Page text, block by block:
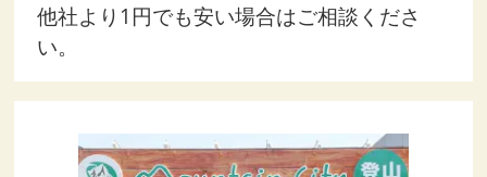
他社より1円でも安い場合はご相談くださ
い。